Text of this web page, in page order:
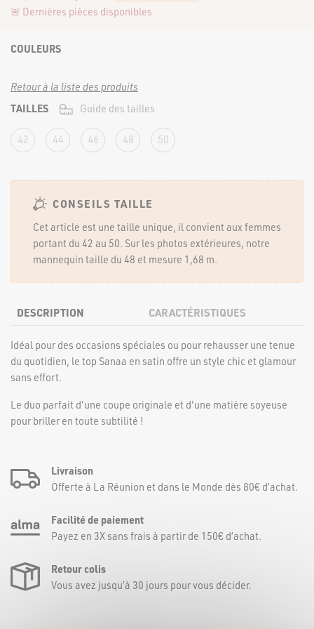
🚨 Dernières pièces disponibles
COULEURS
Retour à la liste des produits
TAILLES Guide des tailles
42 44 46 48 50
CONSEILS TAILLE
Cet article est une taille unique, il convient aux femmes
portant du 42 au 50. Sur les photos extérieures, notre
mannequin taille du 48 et mesure 1,68 m.
DESCRIPTION CARACTÉRISTIQUES
Idéal pour des occasions spéciales ou pour rehausser une tenue
du quotidien, le top Sanaa en satin offre un style chic et glamour
sans effort.
Le duo parfait d'une coupe originale et d'une matière soyeuse
pour briller en toute subtilité !
Livraison
Offerte à La Réunion et dans le Monde dès 80€ d’achat.
Facilité de paiement
Payez en 3X sans frais à partir de 150€ d’achat.
Retour colis
Vous avez jusqu’à 30 jours pour vous décider.
FORTE & JOLIE ©2022 | TOUS DROITS RÉSERVÉS